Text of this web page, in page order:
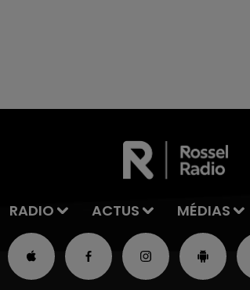
RADIO ACTUS MÉDIAS